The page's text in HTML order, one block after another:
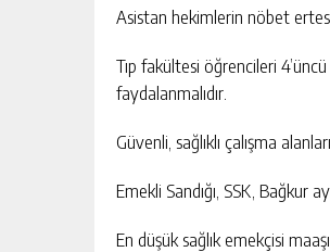
Asistan hekimlerin nöbet ertesi
Tıp fakültesi öğrencileri
faydalanmalıdır.
Güvenli, sağlıklı çalışma
Emekli Sandığı, SSK, Bağkur
En düşük sağlık emekçisi